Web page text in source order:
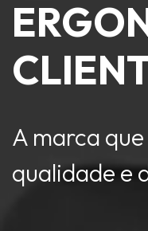
A marca
qualidade e